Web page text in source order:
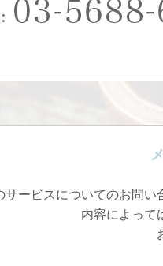
サービスについてのお問い
内容によって